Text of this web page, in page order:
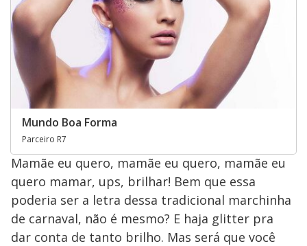
Mundo Boa Forma
Parceiro R7
Mamãe eu quero, mamãe eu quero, mamãe eu
quero mamar, ups, brilhar! Bem que essa
poderia ser a letra dessa tradicional marchinha
de carnaval, não é mesmo? E haja glitter pra
dar conta de tanto brilho. Mas será que você